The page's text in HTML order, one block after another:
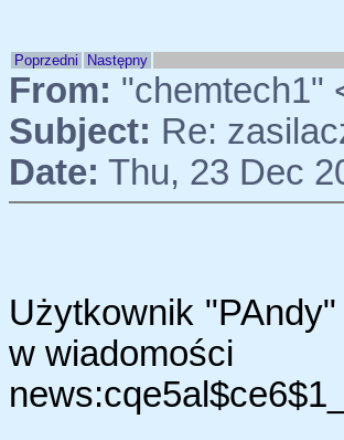
Poprzedni Następny
From: "chemtech1"
Subject: Re:
Date: Thu, 23 Dec
Użytkownik
w wiadomości